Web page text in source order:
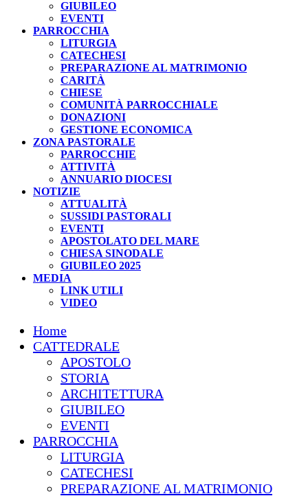
GIUBILEO
EVENTI
PARROCCHIA
LITURGIA
CATECHESI
PREPARAZIONE AL MATRIMONIO
CARITÀ
CHIESE
COMUNITÀ PARROCCHIALE
DONAZIONI
GESTIONE ECONOMICA
ZONA PASTORALE
PARROCCHIE
ATTIVITÀ
ANNUARIO DIOCESI
NOTIZIE
ATTUALITÀ
SUSSIDI PASTORALI
EVENTI
APOSTOLATO DEL MARE
CHIESA SINODALE
GIUBILEO 2025
MEDIA
LINK UTILI
VIDEO
Home
CATTEDRALE
APOSTOLO
STORIA
ARCHITETTURA
GIUBILEO
EVENTI
PARROCCHIA
LITURGIA
CATECHESI
PREPARAZIONE AL MATRIMONIO